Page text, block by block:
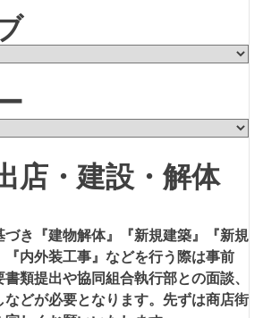
店・建設・解体
づき『建物解体』『新規建築』『新規
内外装工事』などを行う際は事前
類提出や協同組合執行部との面談、
どが必要となります。先ずは商店街